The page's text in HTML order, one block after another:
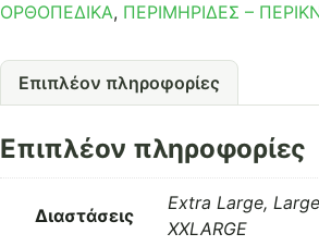
ΟΡΘΟΠΕΔΙΚΑ, ΠΕΡΙΜΗΡΙΔΕΣ –
Επιπλέον πληροφορίες
Επιπλέον πληροφορίες
Διαστάσεις
Extra Large,
XXLARGE